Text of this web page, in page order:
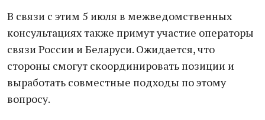
В связи с этим 5 июля в межведомственных
консультациях также примут участие операторы
связи России и Беларуси. Ожидается, что
стороны смогут скоординировать позиции и
выработать совместные подходы по этому
вопросу.